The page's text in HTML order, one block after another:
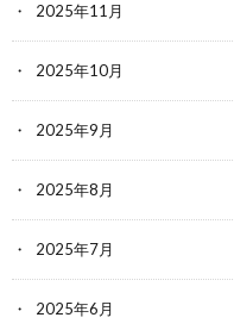
2025年11月
2025年10月
2025年9月
2025年8月
2025年7月
2025年6月